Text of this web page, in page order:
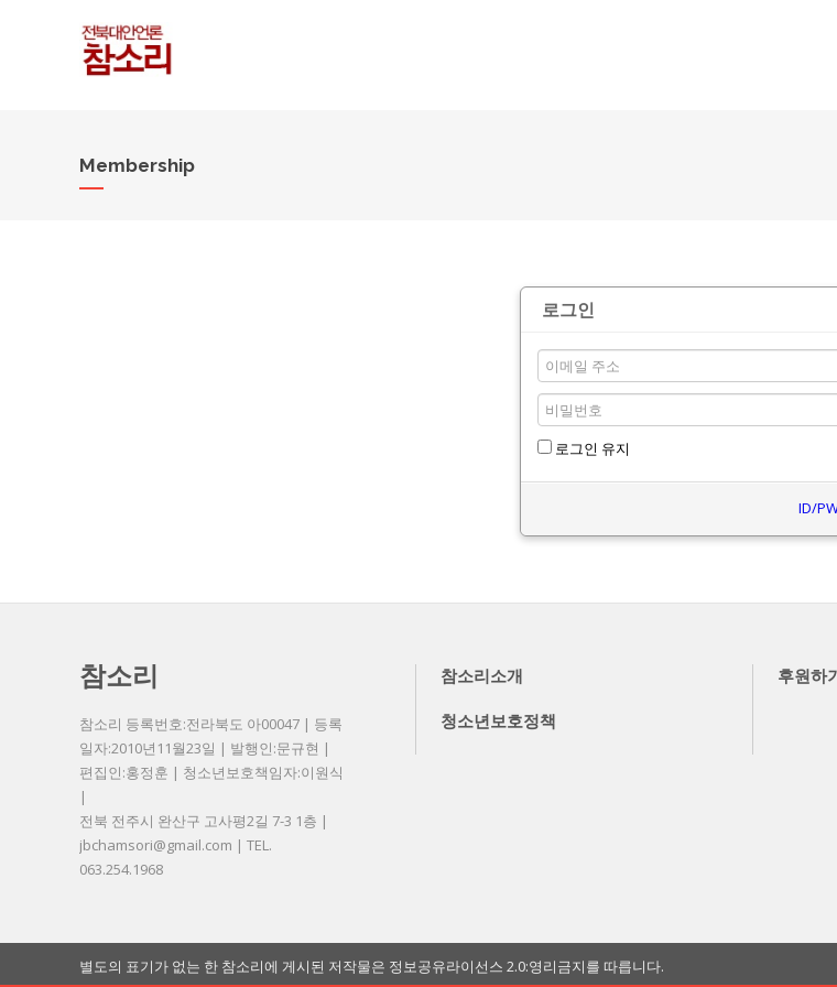
Membership
로그인
로그인 유지
ID/
참소리
참소리 등록번호:전라북도 아00047 | 등록
일자:2010년11월23일 | 발행인:문규현 |
편집인:홍정훈 | 청소년보호책임자:이원식
|
전북 전주시 완산구 고사평2길 7-3 1층 |
jbchamsori@gmail.com | TEL.
063.254.1968
참소리소개 후원하
청소년보호정책
별도의 표기가 없는 한 참소리에 게시된 저작물은 정보공유라이선스 2.0:영리금지를 따릅니다.